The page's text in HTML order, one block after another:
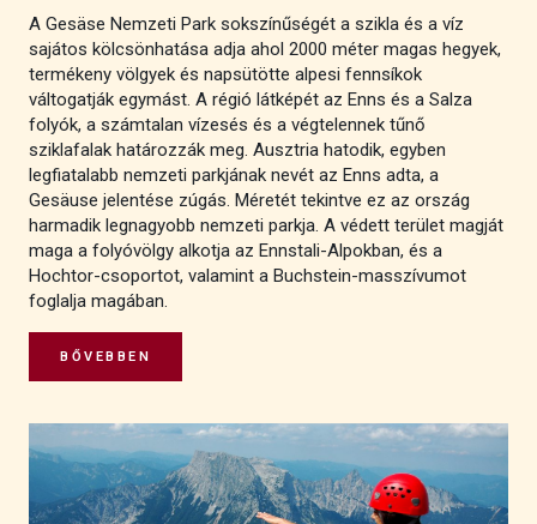
A Gesäse Nemzeti Park sokszínűségét a szikla és a víz
sajátos kölcsönhatása adja ahol 2000 méter magas hegyek,
termékeny völgyek és napsütötte alpesi fennsíkok
váltogatják egymást. A régió látképét az Enns és a Salza
folyók, a számtalan vízesés és a végtelennek tűnő
sziklafalak határozzák meg. Ausztria hatodik, egyben
legfiatalabb nemzeti parkjának nevét az Enns adta, a
Gesäuse jelentése zúgás. Méretét tekintve ez az ország
harmadik legnagyobb nemzeti parkja. A védett terület magját
maga a folyóvölgy alkotja az Ennstali-Alpokban, és a
Hochtor-csoportot, valamint a Buchstein-masszívumot
foglalja magában.
BŐVEBBEN